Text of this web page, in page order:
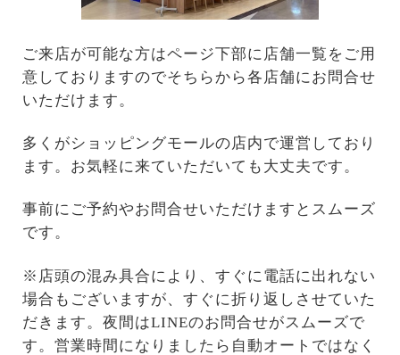
ご来店が可能な方はページ下部に店舗一覧をご用
意しておりますのでそちらから各店舗にお問合せ
いただけます。
多くがショッピングモールの店内で運営しており
ます。お気軽に来ていただいても大丈夫です。
事前にご予約やお問合せいただけますとスムーズ
です。
※店頭の混み具合により、すぐに電話に出れない
場合もございますが、すぐに折り返しさせていた
だきます。夜間はLINEのお問合せがスムーズで
す。営業時間になりましたら自動オートではなく